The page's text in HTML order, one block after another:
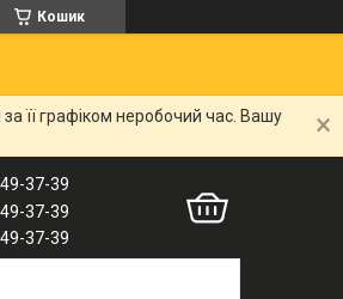
Кошик
її графіком неробочий час. Вашу
37-39
37-39
37-39